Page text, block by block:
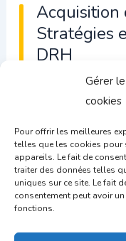
Gérer
cookies
Pour offrir les meilleures
telles que les cookies pour
appareils. Le fait de
traiter des données telles
uniques sur ce site. Le fait
consentement peut avoir
fonctions.
Acquisition
Stratégies
DRH
Découvrez les
l’acquisition de
développement
entreprise.
Acquisition
de
Read More »